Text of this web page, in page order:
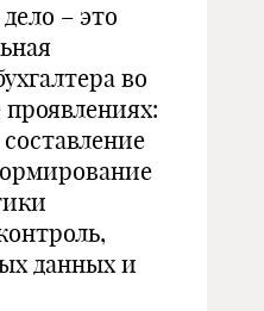
– это
во
проявлениях:
данных и